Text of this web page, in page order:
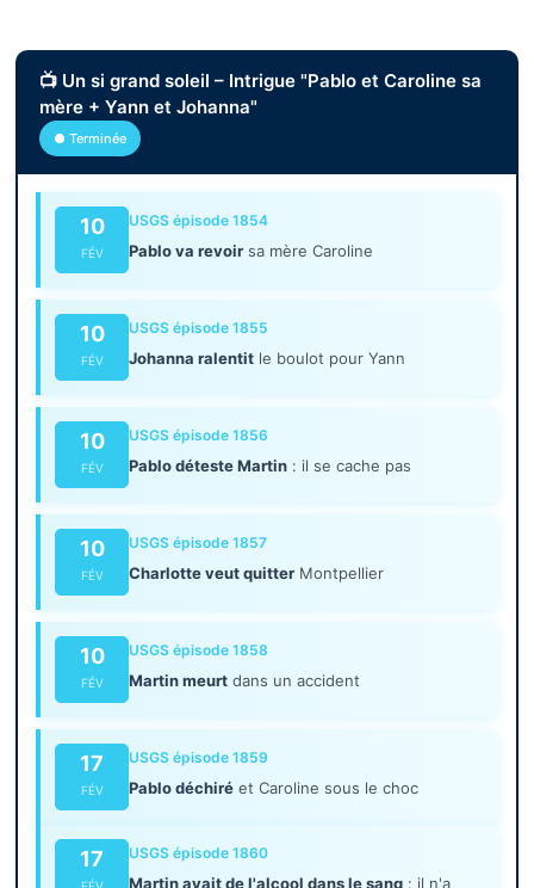
📺 Un si grand soleil – Intrigue "Pablo et Caroline sa
mère + Yann et Johanna"
● Terminée
10
FÉV
USGS épisode 1854
Pablo va revoir sa mère Caroline
10
FÉV
USGS épisode 1855
Johanna ralentit le boulot pour Yann
10
FÉV
USGS épisode 1856
Pablo déteste Martin : il se cache pas
10
FÉV
USGS épisode 1857
Charlotte veut quitter Montpellier
10
FÉV
USGS épisode 1858
Martin meurt dans un accident
17
FÉV
USGS épisode 1859
Pablo déchiré et Caroline sous le choc
17 USGS épisode 1860
Martin avait de l'alcool dans le sang : il n'a